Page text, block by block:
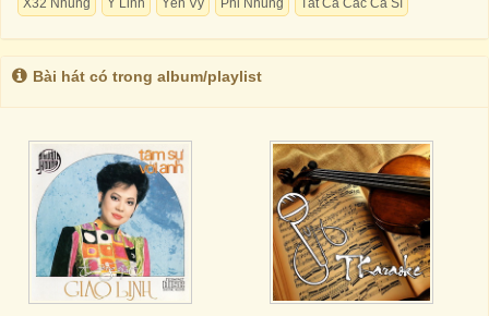
X32 Nhung
Ý Linh Yến Vy Phi Nhung Tất Cả Các Ca Sĩ
Bài hát có trong album/playlist